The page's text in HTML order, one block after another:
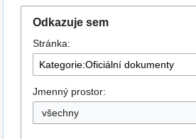
navigaci
vyhledávání
Odkazuje sem
Stránka:
Jmenný prostor:
všechny